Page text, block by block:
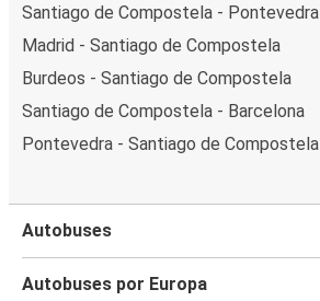
Santiago de Compostela - Pontevedra
Madrid - Santiago de Compostela
Burdeos - Santiago de Compostela
Santiago de Compostela - Barcelona
Pontevedra - Santiago de Compostela
Autobuses
Autobuses por Europa